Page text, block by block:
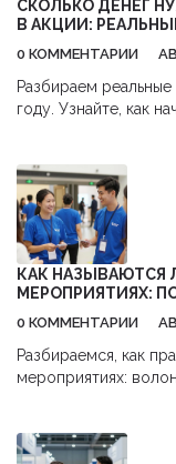
СКОЛЬКО ДЕНЕГ
В АКЦИИ:
0 КОММЕНТАРИИ
Разбираем
году. Узнайте, как
КАК
МЕРОПРИЯТИЯХ:
0 КОММЕНТАРИИ
Разбираемся, как
мероприятиях: